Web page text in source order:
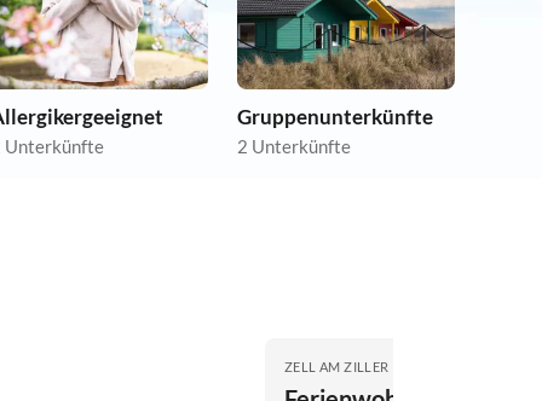
Unterkünfte
Gruppenunterkünfte
2 Unterkünfte
ZELL AM ZILLER